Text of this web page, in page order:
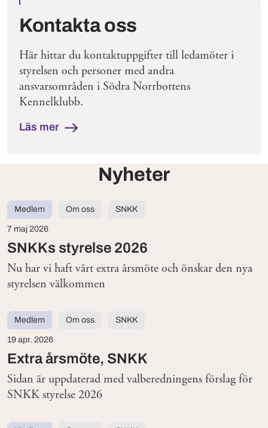
Kontakta oss
Här hittar du kontaktuppgifter till ledamöter i
styrelsen och personer med andra
ansvarsområden i Södra Norrbottens
Kennelklubb.
Läs mer
Nyheter
SNKKs styrelse 2026
Medlem Om oss SNKK
7 maj 2026
Nu har vi haft vårt extra årsmöte och önskar den nya
styrelsen välkommen
Extra årsmöte, SNKK
Medlem Om oss SNKK
19 apr. 2026
Sidan är uppdaterad med valberedningens förslag för
SNKK styrelse 2026